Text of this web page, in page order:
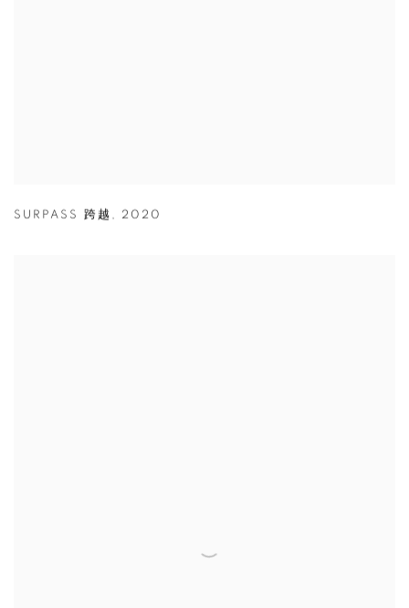
SURPASS 跨越 2020